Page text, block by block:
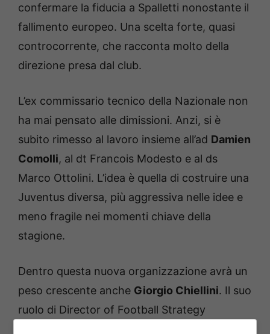
confermare la fiducia a Spalletti nonostante il
fallimento europeo. Una scelta forte, quasi
controcorrente, che racconta molto della
direzione presa dal club.
L’ex commissario tecnico della Nazionale non
ha mai pensato alle dimissioni. Anzi, si è
subito rimesso al lavoro insieme all’ad Damien
Comolli, al dt Francois Modesto e al ds
Marco Ottolini. L’idea è quella di costruire una
Juventus diversa, più aggressiva nelle idee e
meno fragile nei momenti chiave della
stagione.
Dentro questa nuova organizzazione avrà un
peso crescente anche Giorgio Chiellini. Il suo
ruolo di Director of Football Strategy